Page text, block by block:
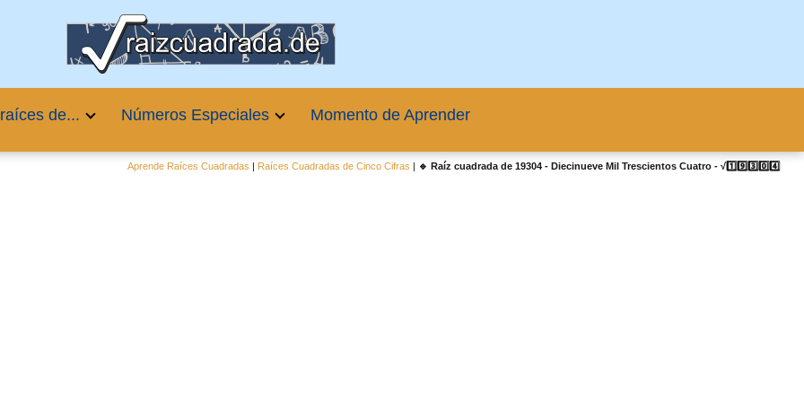
de... Números Especiales Momento de Aprender
Aprende Raíces Cuadradas | Raíces Cuadradas de Cinco Cifras | 🔹 Raíz cuadrada de 19304 - Diecinueve Mil Trescientos Cuatro - √1️⃣9️⃣3️⃣0️⃣4️⃣